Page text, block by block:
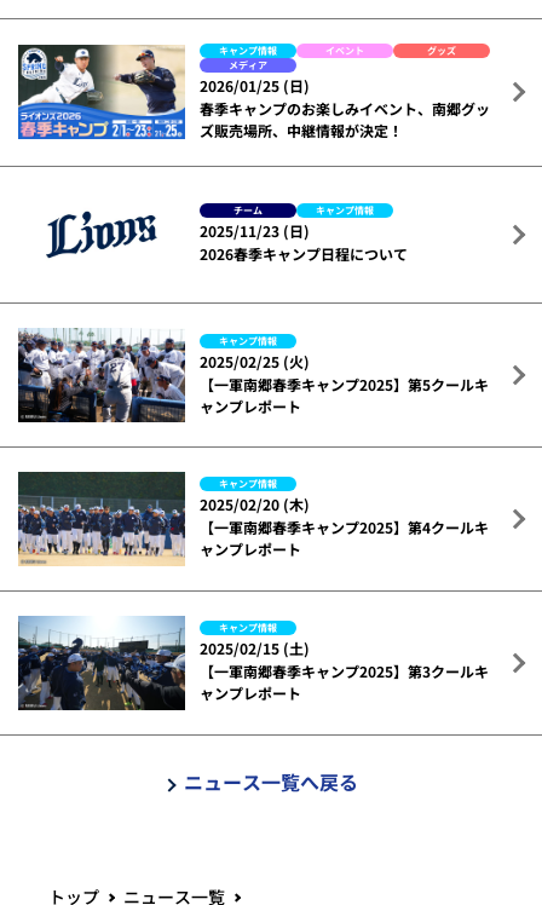
キャンプ情報 イベント
グッズ
メディア
2026/01/25 (日)
春季キャンプのお楽しみイベント、南郷グッ
ズ販売場所、中継情報が決定！
チーム キャンプ情報
2025/11/23 (日)
2026春季キャンプ日程について
キャンプ情報
2025/02/25 (火)
【一軍南郷春季キャンプ2025】第5クールキ
ャンプレポート
キャンプ情報
2025/02/20 (木)
【一軍南郷春季キャンプ2025】第4クールキ
ャンプレポート
キャンプ情報
2025/02/15 (土)
【一軍南郷春季キャンプ2025】第3クールキ
ャンプレポート
ニュース一覧へ戻る
トップ ニュース一覧